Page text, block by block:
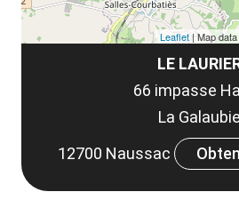
LE
66 impasse
La Galaubie
12700 Naussac
Leaflet| Map